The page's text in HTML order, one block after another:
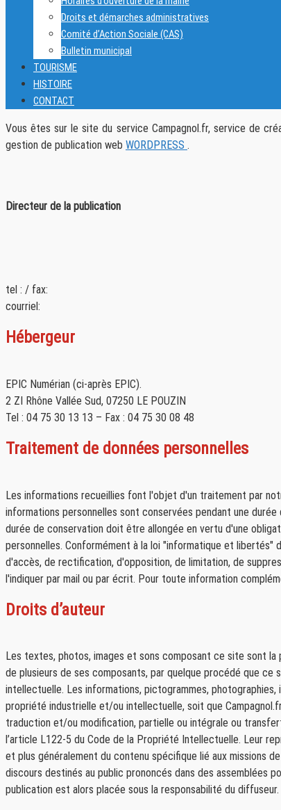
Droits et démarches administratives
Comité d’Action Sociale (CAS)
Bulletin municipal
TOURISME
HISTOIRE
CONTACT
Vous êtes sur le site du service Campagnol.fr, service de
gestion de publication web WORDPRESS .
Directeur de la publication
tel : / fax:
courriel:
Hébergeur
EPIC Numérian (ci-après EPIC).
2 ZI Rhône Vallée Sud, 07250 LE POUZIN
Tel : 04 75 30 13 13 – Fax : 04 75 30 08 48
Traitement de données personnelles
Les informations recueillies font l'objet d'un traitement par
informations personnelles sont conservées pendant une
durée de conservation doit être allongée en vertu d'une
personnelles. Conformément à la loi "informatique et libertés"
d'accès, de rectification, d'opposition, de limitation, de
l'indiquer par mail ou par écrit. Pour toute information
Droits d’auteur
Les textes, photos, images et sons composant ce site sont
de plusieurs de ses composants, par quelque procédé que
intellectuelle. Les informations, pictogrammes,
propriété industrielle et/ou intellectuelle, soit que
traduction et/ou modification, partielle ou intégrale ou
l’article L122-5 du Code de la Propriété Intellectuelle. Leur
et plus généralement du contenu spécifique lié aux missions
discours destinés au public prononcés dans des assemblées
publication est alors placée sous la responsabilité du diffuseur.